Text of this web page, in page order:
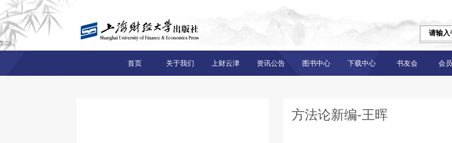
首页 关于我们 上财云津 资讯公告 图书中心 下载中心 书友会 会
方法论新编-王晖